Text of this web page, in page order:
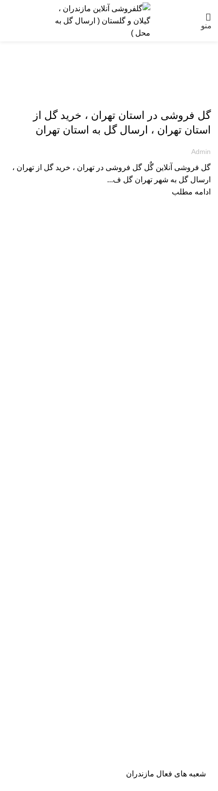
منو
گل فروشی در استان تهران ، خرید گل از
استان تهران ، ارسال گل به استان تهران
Admin
گل فروشی آنلاین گٌل گل فروشی در تهران ، خرید گل از تهران ،
ارسال گل به شهر تهران گل ف...
ادامه مطلب
شعبه های فعال مازندران